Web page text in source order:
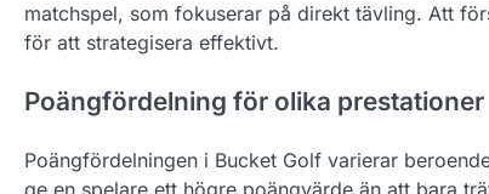
matchspel, som fokuserar på direkt tävling. Att
för att strategisera effektivt.
Poängfördelning för olika prestationer
Poängfördelningen i Bucket Golf varierar
ge en spelare ett högre poängvärde än att bara